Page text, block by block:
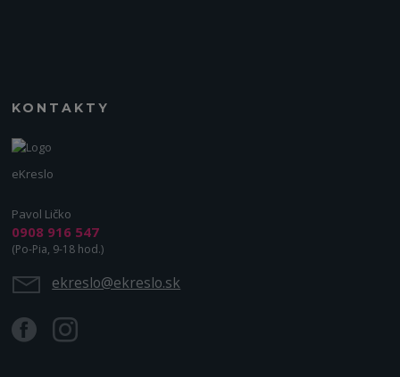
KONTAKTY
eKreslo
Pavol Ličko
0908 916 547
(Po-Pia, 9-18 hod.)
ekreslo@ekreslo.sk